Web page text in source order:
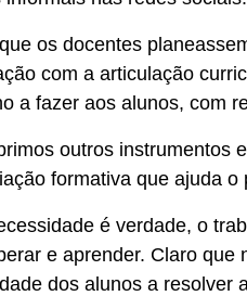
os docentes
com a articulação
a fazer aos alunos, com
outros instrumentos
formativa que ajuda
é verdade, o
e aprender. Claro
dos alunos a resolver